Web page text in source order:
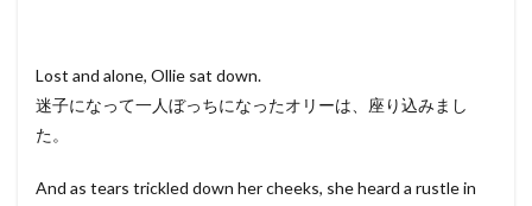
Lost and alone, Ollie sat down.
迷子になって一人ぼっちになったオリーは、座り込みまし
た。
And as tears trickled down her cheeks, she heard a rustle in